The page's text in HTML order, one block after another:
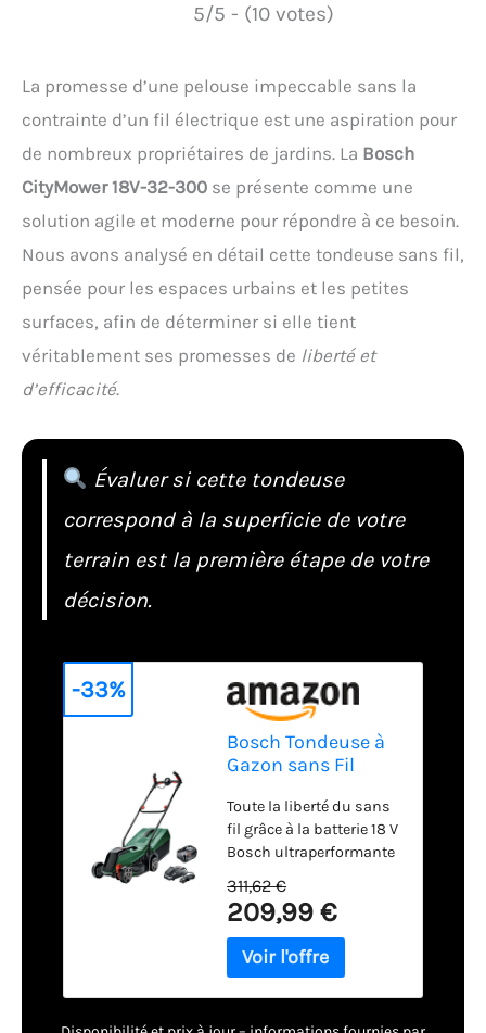
5/5 - (10 votes)
La promesse d’une pelouse impeccable sans la
contrainte d’un fil électrique est une aspiration pour
de nombreux propriétaires de jardins. La Bosch
CityMower 18V-32-300 se présente comme une
solution agile et moderne pour répondre à ce besoin.
Nous avons analysé en détail cette tondeuse sans fil,
pensée pour les espaces urbains et les petites
surfaces, afin de déterminer si elle tient
véritablement ses promesses de liberté et
d’efficacité.
Évaluer si cette tondeuse
correspond à la superficie de votre
terrain est la première étape de votre
décision.
Bosch Tondeuse à
Gazon sans Fil
300
Toute la liberté du sans
fil grâce à la batterie 18 V
Bosch ultraperformante
Tonte confortable et
maîtrise parfaite : les
poignées Ergoflex
réglables permettent
d’adopter une bonne
311,62 €
209,99 €
-33%